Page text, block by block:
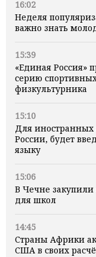
16:02
Неделя
важно знать
15:39
«Единая Россия»
серию
физкультурника
15:10
Для иностранных
России, будет
языку
15:06
В Чечне закупили
для школ
14:45
Страны Африки
США в своих